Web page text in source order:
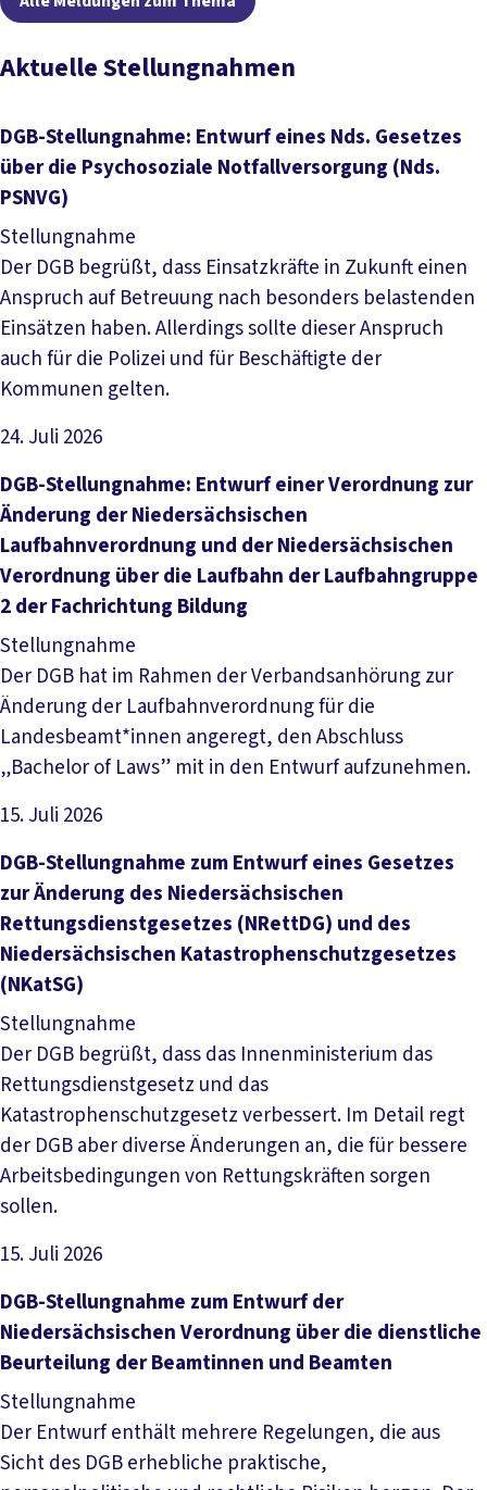
Aktuelle Stellungnahmen
DGB-Stellungnahme: Entwurf eines Nds. Gesetzes
über die Psychosoziale Notfallversorgung (Nds.
PSNVG)
Stellungnahme
Der DGB begrüßt, dass Einsatzkräfte in Zukunft einen
Anspruch auf Betreuung nach besonders belastenden
Einsätzen haben. Allerdings sollte dieser Anspruch
auch für die Polizei und für Beschäftigte der
Kommunen gelten.
24. Juli 2026
Datei herunterladen
DGB-Stellungnahme: Entwurf einer Verordnung zur
Änderung der Niedersächsischen
Laufbahnverordnung und der Niedersächsischen
Verordnung über die Laufbahn der Laufbahngruppe
2 der Fachrichtung Bildung
Stellungnahme
Der DGB hat im Rahmen der Verbandsanhörung zur
Änderung der Laufbahnverordnung für die
Landesbeamt*innen angeregt, den Abschluss
„Bachelor of Laws” mit in den Entwurf aufzunehmen.
15. Juli 2026
Datei herunterladen
DGB-Stellungnahme zum Entwurf eines Gesetzes
zur Änderung des Niedersächsischen
Rettungsdienstgesetzes (NRettDG) und des
Niedersächsischen Katastrophenschutzgesetzes
(NKatSG)
Stellungnahme
Der DGB begrüßt, dass das Innenministerium das
Rettungsdienstgesetz und das
Katastrophenschutzgesetz verbessert. Im Detail regt
der DGB aber diverse Änderungen an, die für bessere
Arbeitsbedingungen von Rettungskräften sorgen
sollen.
15. Juli 2026
Datei herunterladen
DGB-Stellungnahme zum Entwurf der
Niedersächsischen Verordnung über die dienstliche
Beurteilung der Beamtinnen und Beamten
Stellungnahme
Der Entwurf enthält mehrere Regelungen, die aus
Sicht des DGB erhebliche praktische,